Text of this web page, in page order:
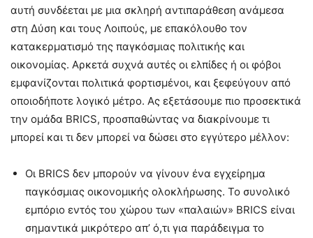
αυτή συνδέεται με μια σκληρή αντιπαράθεση ανάμεσα
στη Δύση και τους Λοιπούς, με επακόλουθο τον
κατακερματισμό της παγκόσμιας πολιτικής και
οικονομίας. Αρκετά συχνά αυτές οι ελπίδες ή οι φόβοι
εμφανίζονται πολιτικά φορτισμένοι, και ξεφεύγουν από
οποιοδήποτε λογικό μέτρο. Ας εξετάσουμε πιο προσεκτικά
την ομάδα BRICS, προσπαθώντας να διακρίνουμε τι
μπορεί και τι δεν μπορεί να δώσει στο εγγύτερο μέλλον:
Οι BRICS δεν μπορούν να γίνουν ένα εγχείρημα
παγκόσμιας οικονομικής ολοκλήρωσης. Το συνολικό
εμπόριο εντός του χώρου των «παλαιών» BRICS είναι
σημαντικά μικρότερο απ’ ό,τι για παράδειγμα το